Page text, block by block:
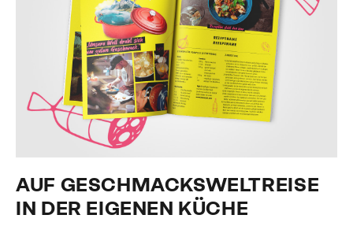
AUF GESCHMACKSWELTREISE
IN DER EIGENEN KÜCHE